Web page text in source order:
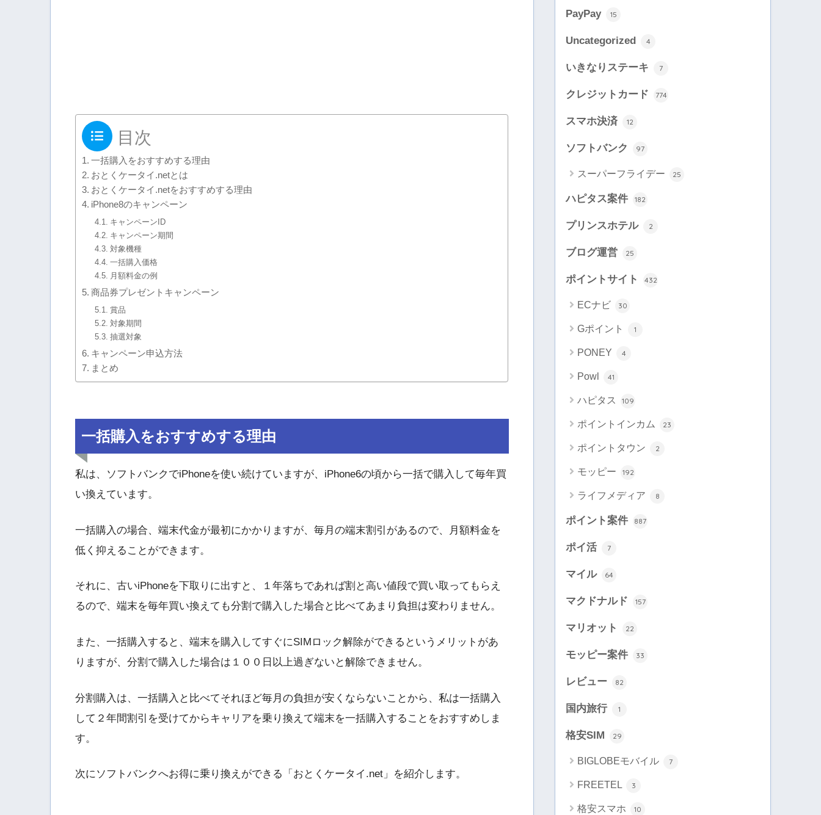
目次
一括購入をおすすめする理由
おとくケータイ.netとは
おとくケータイ.netをおすすめする理由
iPhone8のキャンペーン
キャンペーンID
キャンペーン期間
対象機種
一括購入価格
月額料金の例
商品券プレゼントキャンペーン
賞品
対象期間
抽選対象
キャンペーン申込方法
まとめ
一括購入をおすすめする理由
私は、ソフトバンクでiPhoneを使い続けていますが、iPhone6の頃から一括で購入して毎年買
い換えています。
一括購入の場合、端末代金が最初にかかりますが、毎月の端末割引があるので、月額料金を
低く抑えることができます。
それに、古いiPhoneを下取りに出すと、１年落ちであれば割と高い値段で買い取ってもらえ
るので、端末を毎年買い換えても分割で購入した場合と比べてあまり負担は変わりません。
また、一括購入すると、端末を購入してすぐにSIMロック解除ができるというメリットがあ
りますが、分割で購入した場合は１００日以上過ぎないと解除できません。
分割購入は、一括購入と比べてそれほど毎月の負担が安くならないことから、私は一括購入
して２年間割引を受けてからキャリアを乗り換えて端末を一括購入することをおすすめしま
す。
次にソフトバンクへお得に乗り換えができる「おとくケータイ.net」を紹介します。
PayPay 15
Uncategorized 4
いきなりステーキ 7
クレジットカード 774
スマホ決済 12
ソフトバンク 97
スーパーフライデー 25
ハピタス案件 182
プリンスホテル 2
ブログ運営 25
ポイントサイト 432
ECナビ 30
Gポイント 1
PONEY 4
Powl 41
ハピタス 109
ポイントインカム 23
ポイントタウン 2
モッピー 192
ライフメディア 8
ポイント案件 887
ポイ活 7
マイル 64
マクドナルド 157
マリオット 22
モッピー案件 33
レビュー 82
国内旅行 1
格安SIM 29
BIGLOBEモバイル 7
FREETEL 3
格安スマホ 10